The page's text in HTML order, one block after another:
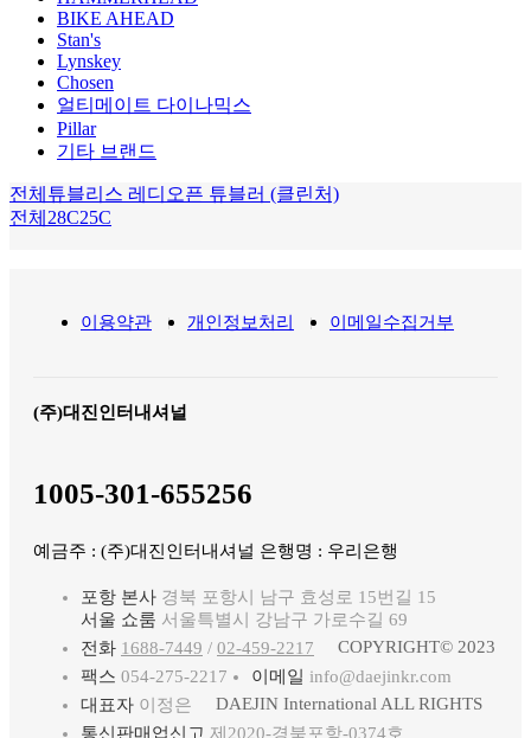
BIKE AHEAD
Stan's
Lynskey
Chosen
얼티메이트 다이나믹스
Pillar
기타 브랜드
전체 튜블리스 레디 오픈 튜블러 (클린처)
전체 28C25C
이용약관 개인정보처리 이메일수집거부
(주)대진인터내셔널
1005-301-655256
예금주 : (주)대진인터내셔널 은행명 : 우리은행
포항 본사 경북 포항시 남구 효성로 15번길 15
서울 쇼룸 서울특별시 강남구 가로수길 69
전화 1688-7449 / 02-459-2217
팩스 054-275-2217 이메일 info@daejinkr.com
대표자 이정은
통신판매업신고 제2020-경북포항-0374호
COPYRIGHT© 2023
DAEJIN International ALL RIGHTS